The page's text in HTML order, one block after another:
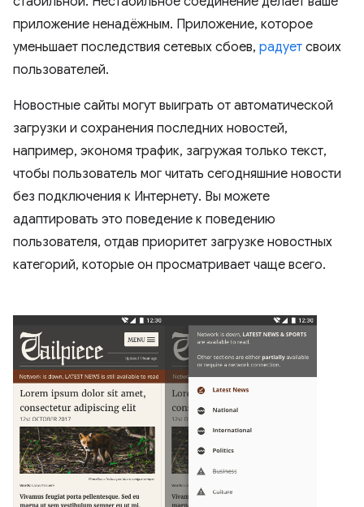
приложение ненадёжным. Приложение, которое
уменьшает последствия сетевых сбоев, радует своих
пользователей.
Новостные сайты могут выиграть от автоматической
загрузки и сохранения последних новостей,
например, экономя трафик, загружая только текст,
чтобы пользователь мог читать сегодняшние новости
без подключения к Интернету. Вы можете
адаптировать это поведение к поведению
пользователя, отдав приоритет загрузке новостных
категорий, которые он просматривает чаще всего.